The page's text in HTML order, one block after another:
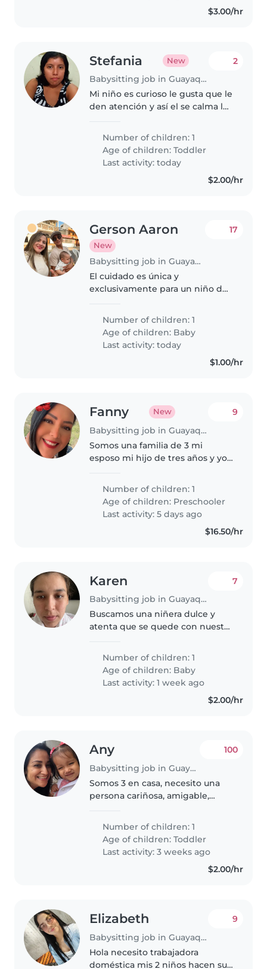
$3.00/hr
Stefania New
Babysitting job in Guayaquil
2
Mi niño es curioso le gusta que le
den atención y así el se calma le
gusta quedarse solo siempre con
la compañía que usted le puede
brindar
Number of children: 1
Age of children:Toddler
Last activity: today
$2.00/hr
Gerson Aaron
New
Babysitting job in Guayaquil
17
El cuidado es única y
exclusivamente para un niño de
9:30am hasta las 3:30 pm te
incluye almuerzo no tienes que
realizarlo tendrás ayuda de otra
persona..
Number of children: 1
Age of children: Baby
Last activity: today
$1.00/hr
Fanny New
Babysitting job in Guayaquil
9
Somos una familia de 3 mi
esposo mi hijo de tres años y yo,
paciencia con el
Number of children: 1
Age of children: Preschooler
Last activity: 5 days ago
$16.50/hr
Karen
Babysitting job in Guayaquil
7
Buscamos una niñera dulce y
atenta que se quede con nuestro
encantarán su carácter tranquilo
y su energía, aunque un poco
revoltoso. Requiere que le
Number of children: 1
Age of children: Baby
Last activity: 1 week ago
$2.00/hr
Any
Babysitting job in Guayaquil
100
Somos 3 en casa, necesito una
persona cariñosa, amigable,
respetuosa, alimentación
saludable. Debe tener buena
crianza, para poder ser cuidadora
de..
Number of children: 1
Age of children:Toddler
Last activity: 3 weeks ago
$2.00/hr
Elizabeth
Babysitting job in Guayaquil
9
Hola necesito trabajadora
doméstica mis 2 niños hacen sus